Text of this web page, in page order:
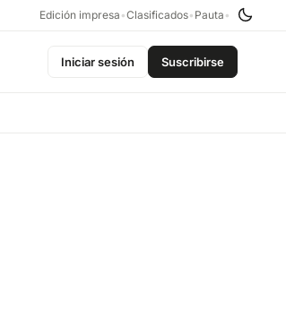
Edición impresa •Clasificados• Pauta •
Iniciar sesión Suscribirse